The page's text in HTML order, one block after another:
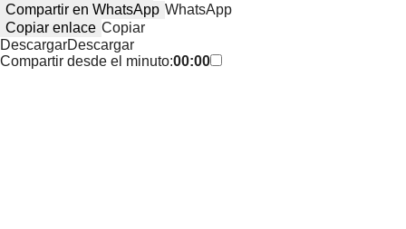
Compartir en WhatsApp WhatsApp
Copiar enlace Copiar
DescargarDescargar
Compartir desde el minuto:00:00